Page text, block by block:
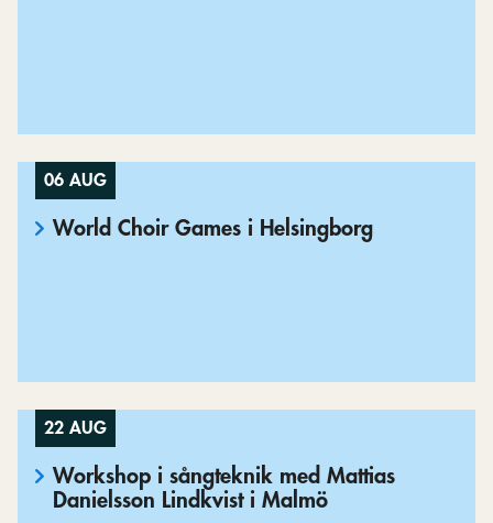
06 AUG
World Choir Games i Helsingborg
22 AUG
Workshop i sångteknik med Mattias
Danielsson Lindkvist i Malmö